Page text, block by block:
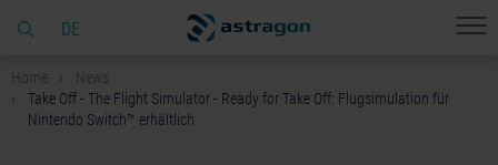
DE
Home
News
Take Off - The Flight Simulator - Ready for Take Off: Flugsimulation für
Nintendo Switch™ erhältlich